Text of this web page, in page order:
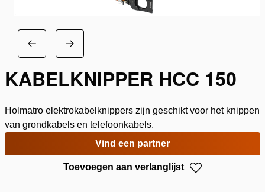
KABELKNIPPER HCC 150
Holmatro elektrokabelknippers zijn geschikt voor het knippen
van grondkabels en telefoonkabels.
Vind een partner
Toevoegen aan verlanglijst